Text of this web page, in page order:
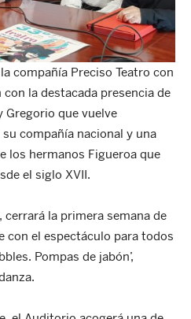
compañía Preciso Teatro con
con la destacada presencia de
Gregorio que vuelve
compañía nacional y una
los hermanos Figueroa que
el siglo XVII.
cerrará la primera semana de
con el espectáculo para todos
Pompas de jabón’,